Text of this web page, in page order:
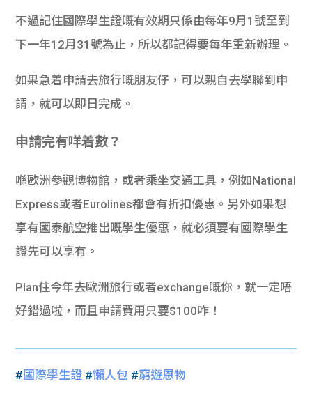
不過記住國際學生證嘅有效期只係由每年9月1號至到
下一年12月31號為止，所以都記得要每年重新辦理。
如果急着申請去旅行嘅朋友仔，可以親自去學聯到申
請，就可以即日完成。
申請完有咩着數？
喺歐洲參觀博物館，或者乘坐交通工具，例如National
Express或者Eurolines都會有折扣優惠。另外如果想
享有國泰航空推出嘅學生優惠，就必須要有國際學生
證先可以享有。
Plan住今年去歐洲旅行或者exchange嘅你，就一定唔
好錯過啦，而且申請費用只要$100咋！
# 國際學生證 #懶人包 #窮遊恩物